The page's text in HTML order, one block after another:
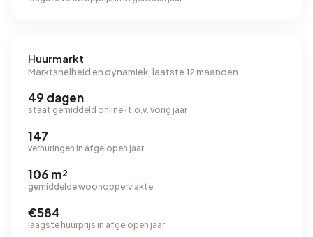
Huurmarkt
Marktsnelheid en dynamiek, laatste 12 maanden
49 dagen
staat gemiddeld online · t.o.v. vorig jaar
147
verhuringen in afgelopen jaar
106 m²
gemiddelde woonoppervlakte
€584
laagste huurprijs in afgelopen jaar